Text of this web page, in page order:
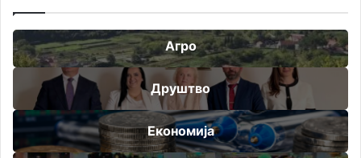
Агро
Друштво
Економија